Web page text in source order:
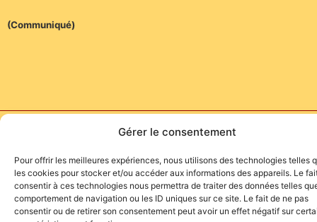
Gérer le consentement
Pour offrir les meilleures expériences, nous utilisons des technologies telles
les cookies pour stocker et/ou accéder aux informations des appareils. Le
consentir à ces technologies nous permettra de traiter des données telles
comportement de navigation ou les ID uniques sur ce site. Le fait de ne pas
consentir ou de retirer son consentement peut avoir un effet négatif sur
(Communiqué)
Site de l'association TOROFIESTA